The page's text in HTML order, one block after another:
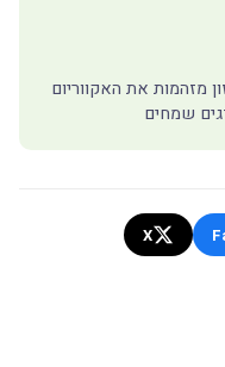
מזהמות את האקווריום
שמחים
X